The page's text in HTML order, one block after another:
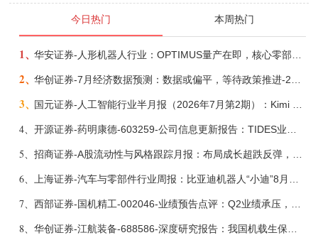
今日热门 本周热门
1、 华安证券-人形机器人行业：OPTIMUS量产在即，核心零部件充分受益-260803
2、 华创证券-7月经济数据预测：数据或偏平，等待政策推进-260805
3、 国元证券-人工智能行业半月报（2026年7月第2期）：Kimi K3发布，引领开源大模型发展-260805
4、 开源证券-药明康德-603259-公司信息更新报告：TIDES业务超预期增长，小分子D&M加速向上-260805
5、 招商证券-A股流动性与风格跟踪月报：布局成长超跌反弹，保留部分再平衡配置-260805
6、 上海证券-汽车与零部件行业周报：比亚迪机器人“小迪”8月亮相，“人工智能+”赋能邮政无人机无人车加速落地-260805
7、 西部证券-国机精工-002046-业绩预告点评：Q2业绩承压，看好金刚石散热与特种轴承业务-260804
8、 华创证券-江航装备-688586-深度研究报告：我国机载生保与燃油系统核心供应商，发力“民机+军贸+特种制冷”新质新域——华创交运|航空强国系列（十二）-260804